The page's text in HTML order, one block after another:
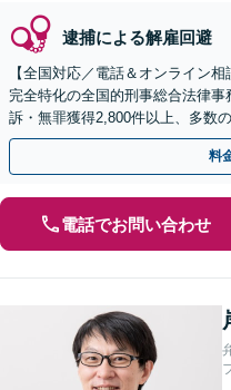
逮捕による解雇回避
【全国対応／電話＆オンライン
完全特化の全国的刑事総合法律
訴・無罪獲得2,800件以上、多数
弁護士の腕次第で変わります【初
料
電話でお問い合わせ